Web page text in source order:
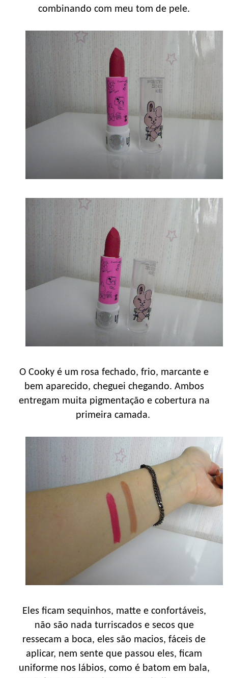
combinando com meu tom de pele.
O Cooky é um rosa fechado, frio, marcante e
bem aparecido, cheguei chegando. Ambos
entregam muita pigmentação e cobertura na
primeira camada.
Eles ficam sequinhos, matte e confortáveis,
não são nada turriscados e secos que
ressecam a boca, eles são macios, fáceis de
aplicar, nem sente que passou eles, ficam
uniforme nos lábios, como é batom em bala,